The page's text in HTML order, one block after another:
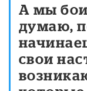
А мы
думаю,
свои